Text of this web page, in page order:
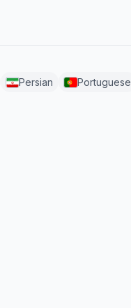
Persian Portuguese